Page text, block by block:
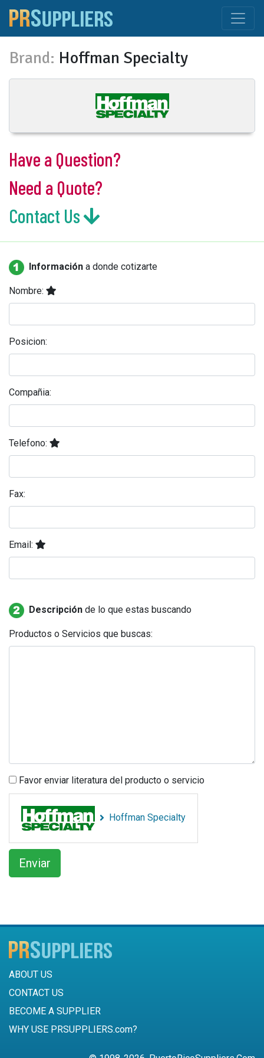
Brand: Hoffman Specialty
Have a Question?
Need a Quote?
Contact Us
Información a donde cotizarte
Nombre:
Posicion:
Compañia:
Telefono:
Fax:
Email:
Descripción de lo que estas buscando
Productos o Servicios que buscas:
Favor enviar literatura del producto o servicio
Hoffman Specialty
ABOUT US
CONTACT US
BECOME A SUPPLIER
WHY USE PRSUPPLIERS.com?